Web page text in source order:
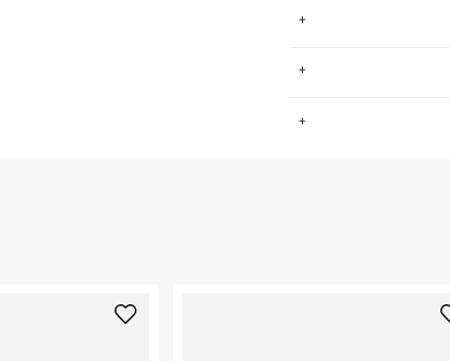
על גבי החבילה